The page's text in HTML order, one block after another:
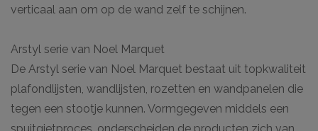
verticaal aan om op de wand zelf te schijnen.
Arstyl serie van Noel Marquet
De Arstyl serie van Noel Marquet bestaat uit topkwaliteit
plafondlijsten, wandlijsten, rozetten en wandpanelen die
tegen een stootje kunnen. Vormgegeven middels een